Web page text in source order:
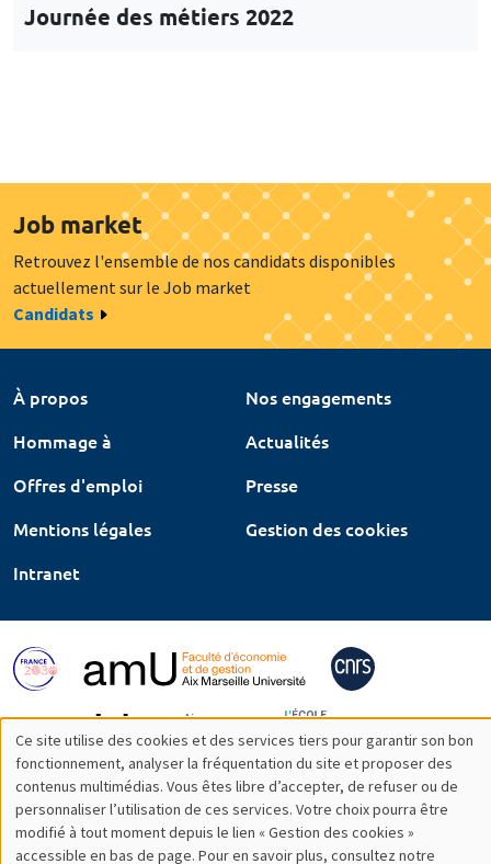
Journée des métiers 2022
Job market
Retrouvez l'ensemble de nos candidats disponibles
actuellement sur le Job market
Candidats
À propos
Nos engagements
Hommage à
Actualités
Offres d'emploi
Presse
Mentions légales
Gestion des cookies
Intranet
Utilisation
des
données
Ce site utilise des cookies et des services tiers pour garantir son bon
fonctionnement, analyser la fréquentation du site et proposer des
contenus multimédias. Vous êtes libre d’accepter, de refuser ou de
personnaliser l’utilisation de ces services. Votre choix pourra être
modifié à tout moment depuis le lien « Gestion des cookies »
accessible en bas de page. Pour en savoir plus, consultez notre